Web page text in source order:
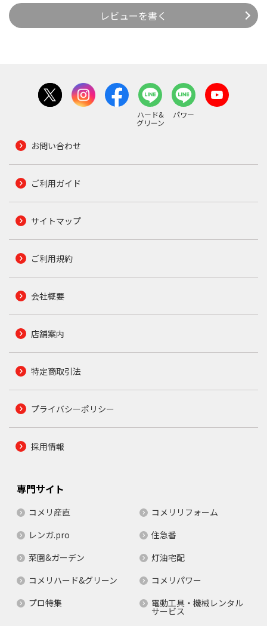
レビューを書く
ハード&
グリーン
パワー
お問い合わせ
ご利用ガイド
サイトマップ
ご利用規約
会社概要
店舗案内
特定商取引法
プライバシーポリシー
採用情報
専門サイト
コメリ産直
コメリリフォーム
レンガ.pro
住急番
菜園&ガーデン
灯油宅配
コメリハード&グリーン
コメリパワー
プロ特集
電動工具・機械レンタル
サービス